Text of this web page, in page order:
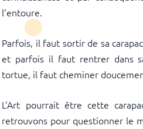
l’entoure.
Parfois, il faut sortir de sa
et parfois il faut rentrer dans
tortue, il faut cheminer
L’Art pourrait être cette
retrouvons pour questionner le